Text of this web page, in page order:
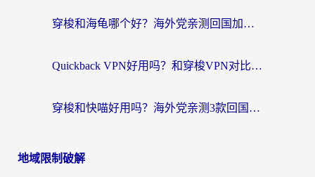
穿梭和海龟哪个好？海外党亲测回国加速器，附电脑免费VPN推荐
Quickback VPN好用吗？和穿梭VPN对比哪个回国效果更好？海外党必看的真实测评与选择指南
穿梭和快喵好用吗？海外党亲测3款回国加速器，附日本回国VPN避坑指南
地域限制破解